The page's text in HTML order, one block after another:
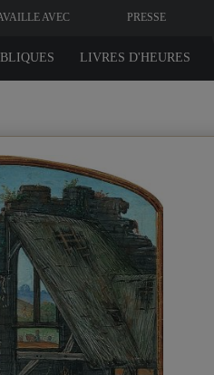
AVEC PRESSE
LIVRES D'HEURES
Données du destinataire
vous qu'il le reçoive ?